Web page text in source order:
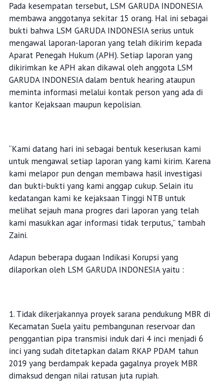
Pada kesempatan tersebut, LSM GARUDA INDONESIA
membawa anggotanya sekitar 15 orang. Hal ini sebagai
bukti bahwa LSM GARUDA INDONESIA serius untuk
mengawal laporan-laporan yang telah dikirim kepada
Aparat Penegah Hukum (APH). Setiap laporan yang
dikirimkan ke APH akan dikawal oleh anggota LSM
GARUDA INDONESIA dalam bentuk hearing ataupun
meminta informasi melalui kontak person yang ada di
kantor Kejaksaan maupun kepolisian.
“Kami datang hari ini sebagai bentuk keseriusan kami
untuk mengawal setiap laporan yang kami kirim. Karena
kami melapor pun dengan membawa hasil investigasi
dan bukti-bukti yang kami anggap cukup. Selain itu
kedatangan kami ke kejaksaan Tinggi NTB untuk
melihat sejauh mana progres dari laporan yang telah
kami masukkan agar informasi tidak terputus,” tambah
Zaini.
Adapun beberapa dugaan Indikasi Korupsi yang
dilaporkan oleh LSM GARUDA INDONESIA yaitu :
1. Tidak dikerjakannya proyek sarana pendukung MBR di
Kecamatan Suela yaitu pembangunan reservoar dan
penggantian pipa transmisi induk dari 4 inci menjadi 6
inci yang sudah ditetapkan dalam RKAP PDAM tahun
2019 yang berdampak kepada gagalnya proyek MBR
dimaksud dengan nilai ratusan juta rupiah.